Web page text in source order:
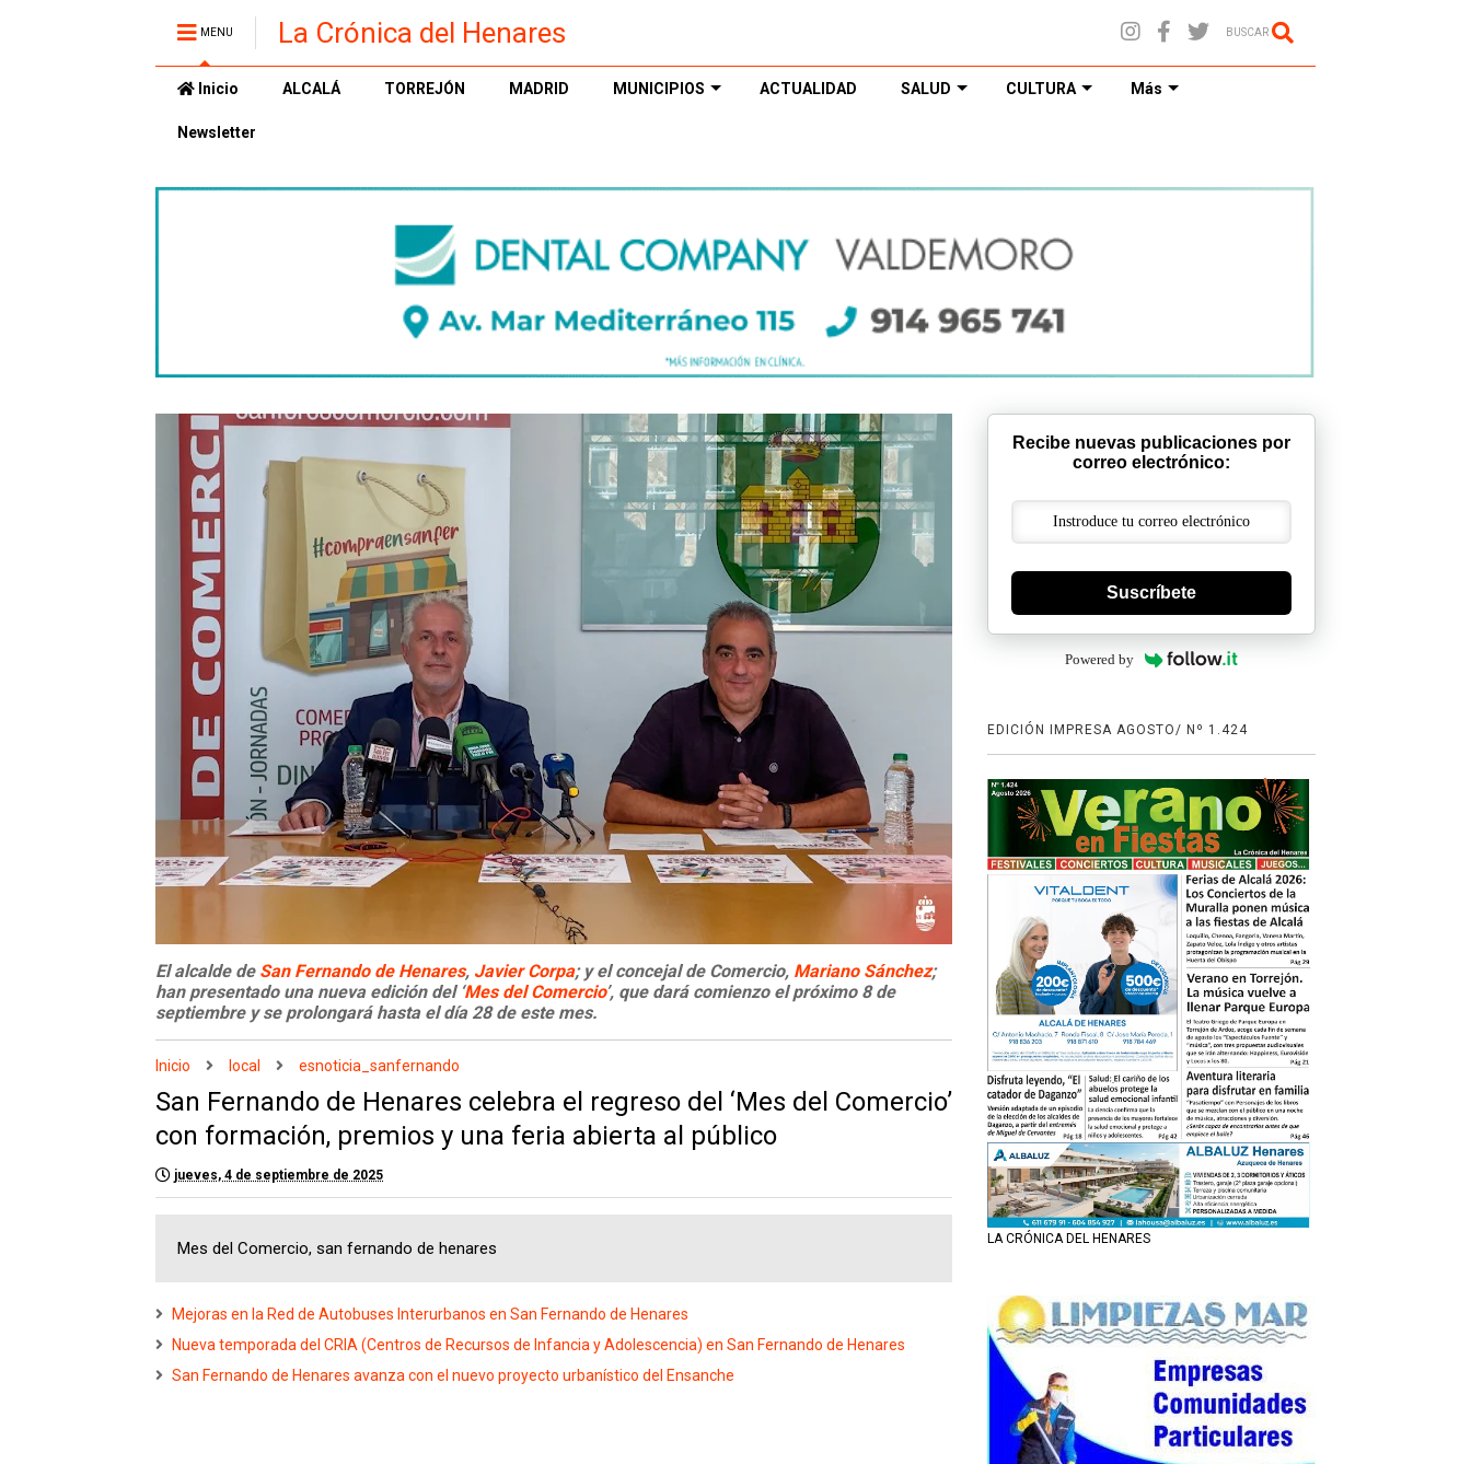
MENU La Crónica del Henares BUSCAR
Inicio ALCALÁ TORREJÓN MADRID MUNICIPIOS ACTUALIDAD SALUD CULTURA Más
Newsletter
El alcalde de San Fernando de Henares, Javier Corpa; y el concejal de Comercio, Mariano Sánchez;
han presentado una nueva edición del ‘Mes del Comercio’, que dará comienzo el próximo 8 de
septiembre y se prolongará hasta el día 28 de este mes.
Inicio local esnoticia_sanfernando
San Fernando de Henares celebra el regreso del ‘Mes del Comercio’
con formación, premios y una feria abierta al público
jueves, 4 de septiembre de 2025
Mes del Comercio, san fernando de henares
Mejoras en la Red de Autobuses Interurbanos en San Fernando de Henares
Nueva temporada del CRIA (Centros de Recursos de Infancia y Adolescencia) en San Fernando de Henares
San Fernando de Henares avanza con el nuevo proyecto urbanístico del Ensanche
Recibe nuevas publicaciones por
correo electrónico:
Suscríbete
Powered by
EDICIÓN IMPRESA AGOSTO/ Nº 1.424
LA CRÓNICA DEL HENARES